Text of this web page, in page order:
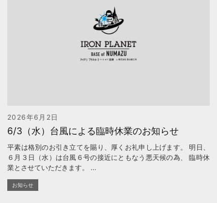
2026年6月2日
6/3（水）台風による臨時休業のお知らせ
平素は格別のお引き立てを賜り、厚くお礼申し上げます。 明日、
６月３日（水）は台風６号の接近にともなう悪天候の為、 臨時休
業とさせていただきます。 ...
お知らせ